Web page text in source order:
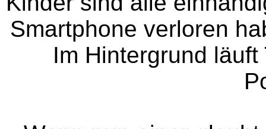
Smartphone verloren
Im Hintergrund